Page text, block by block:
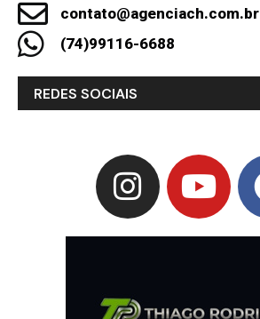
contato@agenciach.com.br
(74)99116-6688
REDES SOCIAIS